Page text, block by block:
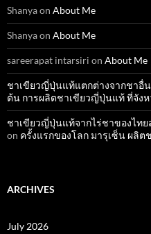
Shanyaon About Me
Shanyaon About Me
sareerapat intarsiri on About Me
ชาเขียวญี่ปุ่นแท้แตกต่างจากชาอื่น
ต้น การผลิตชาเขียวญี่ปุ่นแท้ ที่จังห
ชาเขียวญี่ปุ่นแท้จากไร่ชาของไท
on ครั้งแรกของโลก มารุเซ็น ผลิ
ARCHIVES
July 2026